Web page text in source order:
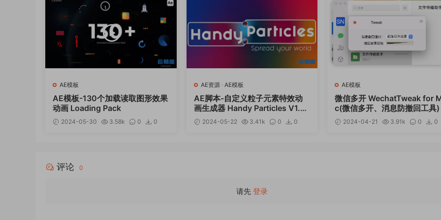
AE模板
AE模板-130个加载读取图形效果
动画 Loading Pack
2024-05-30 3.58k 0
0
AE资源· AE模板
AE脚本-自定义粒子元素特效动
画生成器 Handy Particles V1.0.
9+使用教程
2024-05-22 3.41k 0
0
AE模板
微信多开 WechatTweak for
c(微信多开、消息防撤回工具
3.8.7(28245)中文集成版
2024-04-21 3.91k 0
0
评论 0
请先 登录